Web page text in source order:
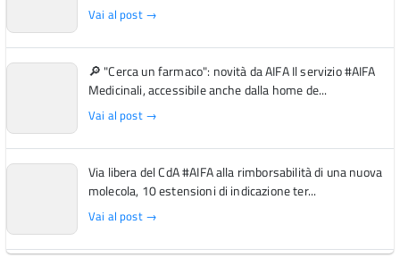
Vai al post →
🔎 "Cerca un farmaco": novità da AIFA Il servizio #AIFA
Medicinali, accessibile anche dalla home de...
Vai al post →
Via libera del CdA #AIFA alla rimborsabilità di una nuova
molecola, 10 estensioni di indicazione ter...
Vai al post →